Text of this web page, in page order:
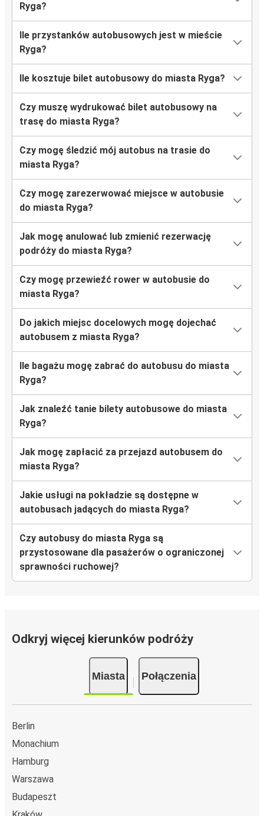
Wiedeń
Ryga
Ełk
Ryga
Poznań
Łódź
Ryga
Suwałki
Ryga
Katowice
Katowice
Ryga
Suwałki
Ryga
Kłajpeda
Jyväskylä
Ryga
Ryga
Mariampol
Ryga?
Ile przystanków autobusowych jest w mieście
Ryga?
Ile kosztuje bilet autobusowy do miasta Ryga?
Czy muszę wydrukować bilet autobusowy na
trasę do miasta Ryga?
Czy mogę śledzić mój autobus na trasie do
miasta Ryga?
Czy mogę zarezerwować miejsce w autobusie
do miasta Ryga?
Jak mogę anulować lub zmienić rezerwację
podróży do miasta Ryga?
Czy mogę przewieźć rower w autobusie do
miasta Ryga?
Do jakich miejsc docelowych mogę dojechać
autobusem z miasta Ryga?
Ile bagażu mogę zabrać do autobusu do miasta
Ryga?
Jak znaleźć tanie bilety autobusowe do miasta
Ryga?
Jak mogę zapłacić za przejazd autobusem do
miasta Ryga?
Jakie usługi na pokładzie są dostępne w
autobusach jadących do miasta Ryga?
Czy autobusy do miasta Ryga są
przystosowane dla pasażerów o ograniczonej
sprawności ruchowej?
Odkryj więcej kierunków podróży
Miasta Połączenia
Berlin
Monachium
Hamburg
Warszawa
Budapeszt